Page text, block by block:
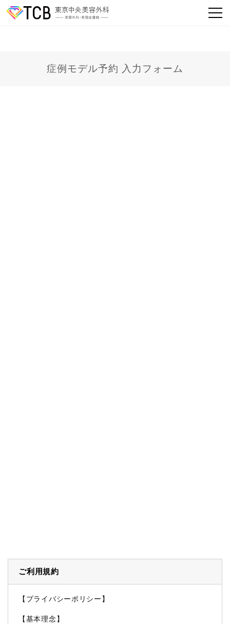
症例モデル予約 入力フォーム
ご利用規約
【プライバシーポリシー】
【基本理念】